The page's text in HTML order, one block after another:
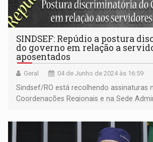
SINDSEF: Repúdio a postura
do governo em relação a
aposentados
Geral 04 de Junho de 2024 às 16:59
Sindsef/RO está recolhendo assinaturas
Coordenações Regionais e na Sede
governo federal